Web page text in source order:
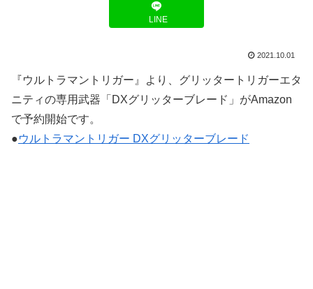
LINE
2021.10.01
『ウルトラマントリガー』より、グリッタートリガーエタ
ニティの専用武器「DXグリッターブレード」がAmazon
で予約開始です。
●ウルトラマントリガー DXグリッターブレード